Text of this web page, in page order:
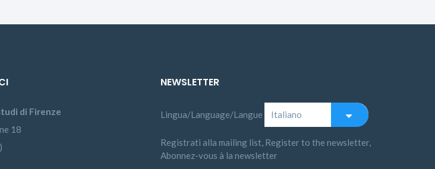
di Firenze
18
NEWSLETTER
Lingua/Language/Langue
Registrati alla mailing list, Register to the newsletter,
Abonnez-vous à la newsletter